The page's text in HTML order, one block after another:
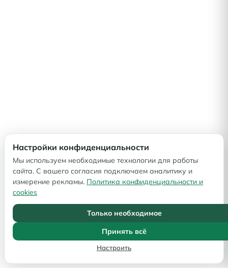
Настройки конфиденциальности
Мы используем необходимые технологии для работы
сайта. С вашего согласия подключаем аналитику и
измерение рекламы. Политика конфиденциальности и
cookies
Настроить
Только необходимое
Принять всё